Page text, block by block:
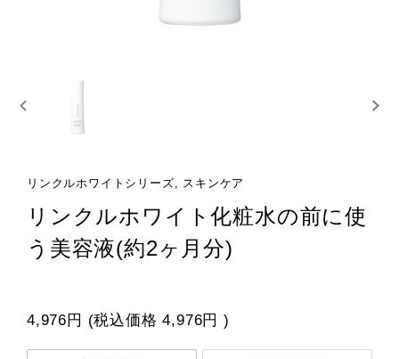
リンクルホワイトシリーズ, スキンケア
リンクルホワイト化粧水の前に使
う美容液(約2ヶ月分)
4,976円 (税込価格4,976円 )